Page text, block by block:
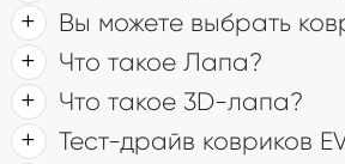
Вы можете выбрать
Что такое Лапа?
Что такое 3D-лапа?
Тест-драйв ковриков